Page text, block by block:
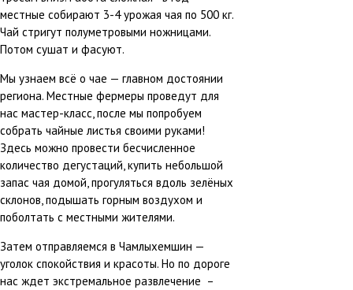
местные собирают 3-4 урожая чая по 500 кг.
Чай стригут полуметровыми ножницами.
Потом сушат и фасуют.
Мы узнаем всё о чае — главном достоянии
региона. Местные фермеры проведут для
нас мастер-класс, после мы попробуем
собрать чайные листья своими руками!
Здесь можно провести бесчисленное
количество дегустаций, купить небольшой
запас чая домой, прогуляться вдоль зелёных
склонов, подышать горным воздухом и
поболтать с местными жителями.
Затем отправляемся в Чамлыхемшин —
уголок спокойствия и красоты. Но по дороге
нас ждет экстремальное развлечение –